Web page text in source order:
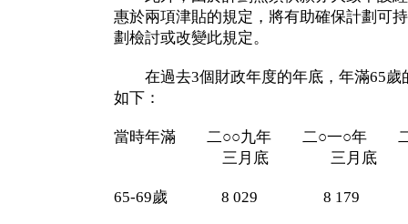
惠於兩項津貼的規定，將有助確保計劃可
劃檢討或改變此規定。
在過去3個財政年度的年底，年滿65歲
如下：
當時年滿 二○○九年 二○一○年 二
三月底 三月底
65-69歲 8 029 8 179 8